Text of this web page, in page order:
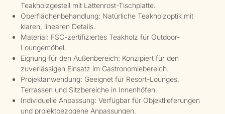
Teakholzgestell mit Lattenrost-Tischplatte.
Oberflächenbehandlung: Natürliche Teakholzoptik mit
klaren, linearen Details.
Material: FSC-zertifiziertes Teakholz für Outdoor-
Loungemöbel.
Eignung für den Außenbereich: Konzipiert für den
zuverlässigen Einsatz im Gastronomiebereich.
Projektanwendung: Geeignet für Resort-Lounges,
Terrassen und Sitzbereiche in Innenhöfen.
Individuelle Anpassung: Verfügbar für Objektlieferungen
und projektbezogene Anpassungen.